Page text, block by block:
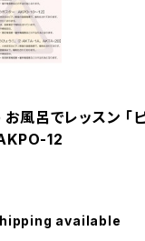
お風呂でレッスン 「
12
available